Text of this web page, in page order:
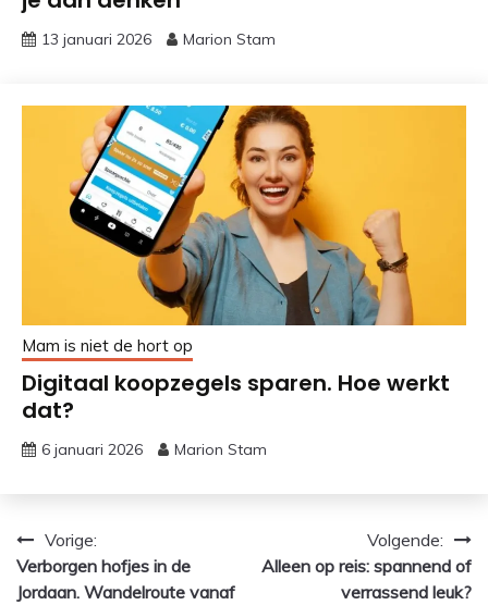
13 januari 2026 Marion Stam
Mam is niet de hort op
Digitaal koopzegels sparen. Hoe werkt
dat?
6 januari 2026 Marion Stam
Bericht
navigatie
Vorige:
Verborgen hofjes in de
Jordaan. Wandelroute vanaf
Volgende:
Alleen op reis: spannend of
verrassend leuk?